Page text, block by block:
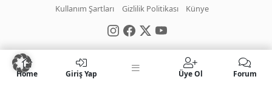
Kullanım Şartları
Gizlilik Politikası Künye
Home Giriş Yap Üye Ol Forum